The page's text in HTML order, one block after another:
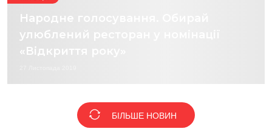
Народне голосування. Обирай
улюблений ресторан у номінації
«Відкриття року»
БІЛЬШЕ НОВИН